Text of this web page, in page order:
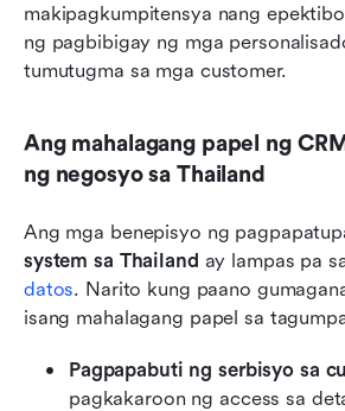
makipagkumpitensya nang
ng pagbibigay ng mga
tumutugma sa mga customer.
Ang mahalagang papel ng
ng negosyo sa Thailand
Ang mga benepisyo ng
system sa Thailand ay lampas pa
datos. Narito kung paano
isang mahalagang papel sa
Pagpapabuti ng serbisyo sa
pagkakaroon ng access sa